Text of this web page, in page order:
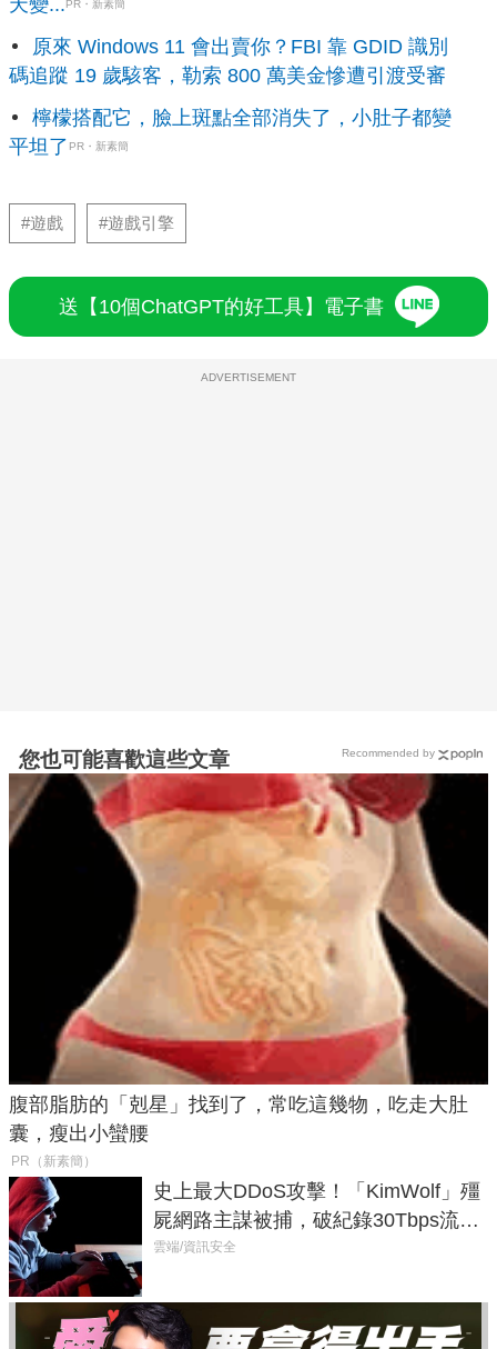
PR・新素簡
原來 Windows 11 會出賣你？FBI 靠 GDID 識別
碼追蹤 19 歲駭客，勒索 800 萬美金慘遭引渡受審
檸檬搭配它，臉上斑點全部消失了，小肚子都變
平坦了 PR・新素簡
#遊戲 #遊戲引擎
送【10個ChatGPT的好工具】電子書
ADVERTISEMENT
您也可能喜歡這些文章
腹部脂肪的「剋星」找到了，常吃這幾物，吃走大肚
囊，瘦出小蠻腰
PR（新素簡）
史上最大DDoS攻擊！「KimWolf」殭
屍網路主謀被捕，破紀錄30Tbps流量
癱瘓全球！
雲端/資訊安全
Recommended by